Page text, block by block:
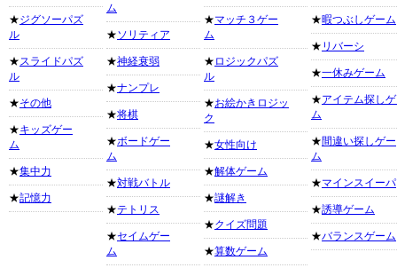
★ジグソーパズ
ル
★スライドパズ
ル
★その他
★キッズゲー
ム
★集中力
★記憶力
ム
★ソリティア
★神経衰弱
★ナンプレ
★将棋
★ボードゲー
ム
★対戦バトル
★テトリス
★セイムゲー
ム
★マッチ３ゲー
ム
★ ロジックパズ
ル
★お絵かきロジッ
ク
★女性向け
★解体ゲーム
★謎解き
★クイズ問題
★算数ゲーム
★暇つぶしゲーム
★ リバーシ
★一休みゲーム
★アイテム探し
ム
★間違い探しゲー
ム
★マインスイーパ
★誘導ゲーム
★バランスゲーム